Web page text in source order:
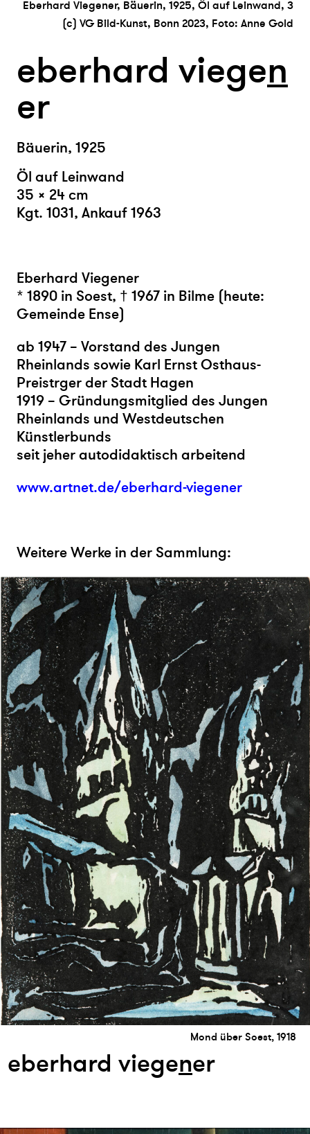
Eberhard Viegener, Bäuerin, 1925, Öl auf Leinwand, 3
(c) VG Bild-Kunst, Bonn 2023, Foto: Anne Gold
eberhard viegen
er
Bäuerin, 1925
Öl auf Leinwand
35 × 24 cm
Kgt. 1031, Ankauf 1963
Eberhard Viegener
* 1890 in Soest, † 1967 in Bilme (heute:
Gemeinde Ense)
ab 1947 – Vorstand des Jungen
Rheinlands sowie Karl Ernst Osthaus-
Preistrger der Stadt Hagen
1919 – Gründungsmitglied des Jungen
Rheinlands und Westdeutschen
Künstlerbunds
seit jeher autodidaktisch arbeitend
www.artnet.de/eberhard-viegener
Weitere Werke in der Sammlung:
Mond über Soest, 1918
eberhard viegener